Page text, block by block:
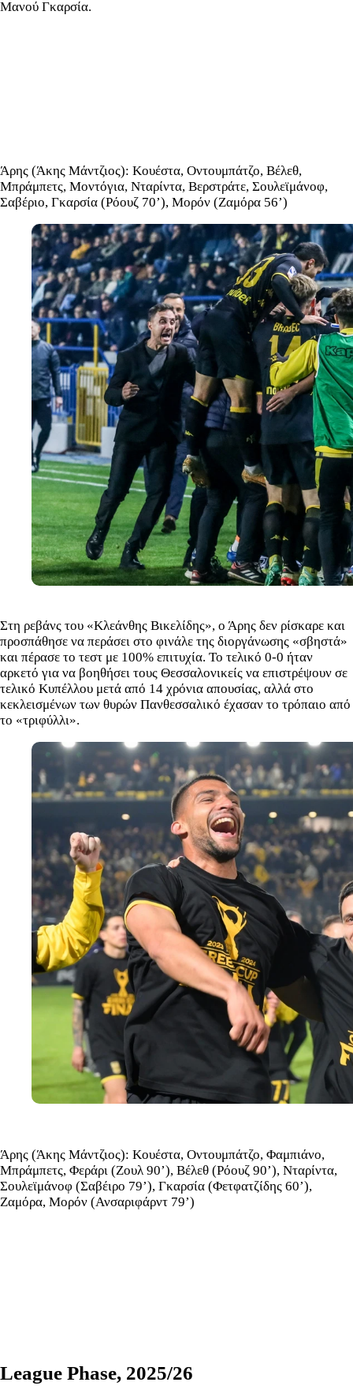
Μανού Γκαρσία.
Άρης (Άκης Μάντζιος): Κουέστα, Οντουμπάτζο, Βέλεθ,
Μπράμπετς, Μοντόγια, Νταρίντα, Βερστράτε, Σουλεϊμάνοφ,
Σαβέριο, Γκαρσία (Ρόουζ 70’), Μορόν (Ζαμόρα 56’)
Στη ρεβάνς του «Κλεάνθης Βικελίδης», ο Άρης δεν ρίσκαρε και
προσπάθησε να περάσει στο φινάλε της διοργάνωσης «σβηστά»
και πέρασε το τεστ με 100% επιτυχία. Το τελικό 0-0 ήταν
αρκετό για να βοηθήσει τους Θεσσαλονικείς να επιστρέψουν σε
τελικό Κυπέλλου μετά από 14 χρόνια απουσίας, αλλά στο
κεκλεισμένων των θυρών Πανθεσσαλικό έχασαν το τρόπαιο από
το «τριφύλλι».
Άρης (Άκης Μάντζιος): Κουέστα, Οντουμπάτζο, Φαμπιάνο,
Μπράμπετς, Φεράρι (Ζουλ 90’), Βέλεθ (Ρόουζ 90’), Νταρίντα,
Σουλεϊμάνοφ (Σαβέιρο 79’), Γκαρσία (Φετφατζίδης 60’),
Ζαμόρα, Μορόν (Ανσαριφάρντ 79’)
League Phase, 2025/26